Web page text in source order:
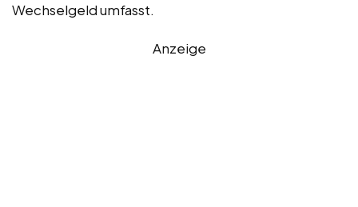
Wechselgeld umfasst.
Anzeige